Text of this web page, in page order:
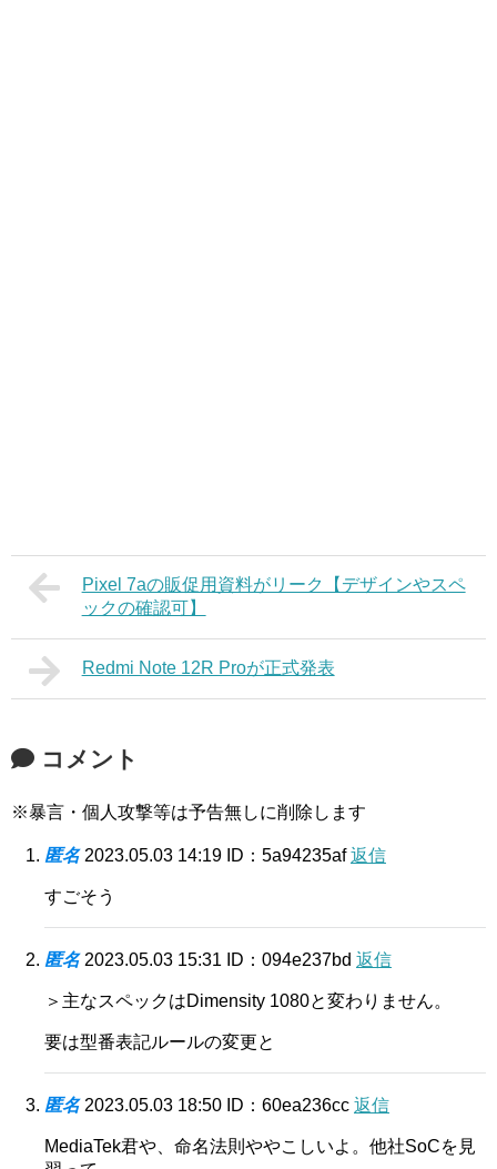
Pixel 7aの販促用資料がリーク【デザインやスペ
ックの確認可】
Redmi Note 12R Proが正式発表
コメント
※暴言・個人攻撃等は予告無しに削除します
匿名 2023.05.03 14:19 ID：5a94235af返信
すごそう
匿名 2023.05.03 15:31 ID：094e237bd 返信
＞主なスペックはDimensity 1080と変わりません。
要は型番表記ルールの変更と
匿名 2023.05.03 18:50 ID：60ea236cc 返信
MediaTek君や、命名法則ややこしいよ。他社SoCを見